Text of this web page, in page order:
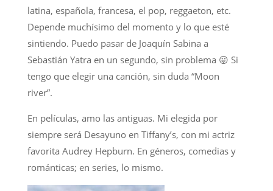
latina, española, francesa, el pop, reggaeton, etc.
Depende muchísimo del momento y lo que esté
sintiendo. Puedo pasar de Joaquín Sabina a
Sebastián Yatra en un segundo, sin problema 😛 Si
tengo que elegir una canción, sin duda “Moon
river”.
En películas, amo las antiguas. Mi elegida por
siempre será Desayuno en Tiffany’s, con mi actriz
favorita Audrey Hepburn. En géneros, comedias y
románticas; en series, lo mismo.